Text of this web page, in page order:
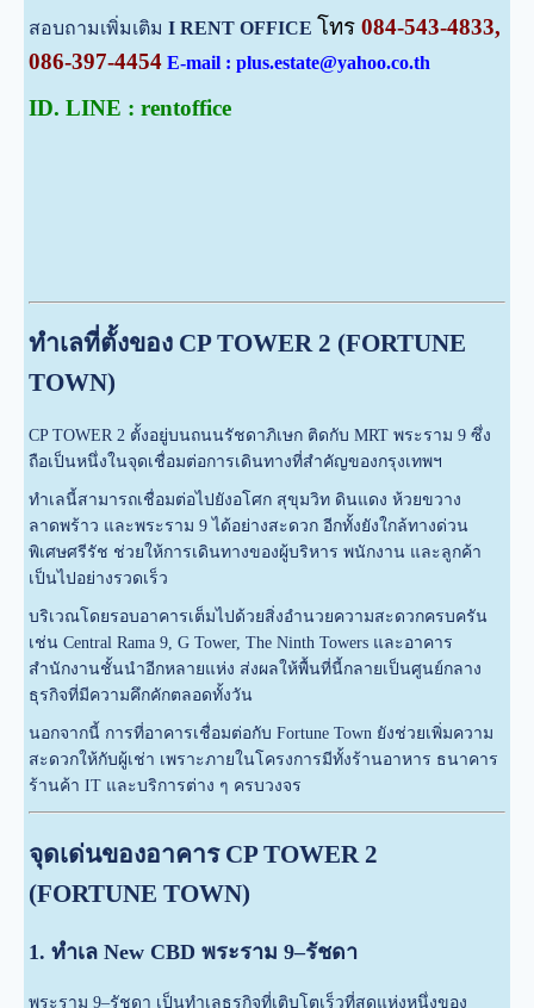
สอบถามเพิ่มเติม I RENT OFFICE โทร 084-543-4833,
086-397-4454 E-mail : plus.estate@yahoo.co.th
ID. LINE : rentoffice
ทำเลที่ตั้งของ CP TOWER 2 (FORTUNE
TOWN)
CP TOWER 2 ตั้งอยู่บนถนนรัชดาภิเษก ติดกับ MRT พระราม 9 ซึ่ง
ถือเป็นหนึ่งในจุดเชื่อมต่อการเดินทางที่สำคัญของกรุงเทพฯ
ทำเลนี้สามารถเชื่อมต่อไปยังอโศก สุขุมวิท ดินแดง ห้วยขวาง
ลาดพร้าว และพระราม 9 ได้อย่างสะดวก อีกทั้งยังใกล้ทางด่วน
พิเศษศรีรัช ช่วยให้การเดินทางของผู้บริหาร พนักงาน และลูกค้า
เป็นไปอย่างรวดเร็ว
บริเวณโดยรอบอาคารเต็มไปด้วยสิ่งอำนวยความสะดวกครบครัน
เช่น Central Rama 9,G Tower,The Ninth Towers และอาคาร
สำนักงานชั้นนำอีกหลายแห่ง ส่งผลให้พื้นที่นี้กลายเป็นศูนย์กลาง
ธุรกิจที่มีความคึกคักตลอดทั้งวัน
นอกจากนี้ การที่อาคารเชื่อมต่อกับ Fortune Town ยังช่วยเพิ่มความ
สะดวกให้กับผู้เช่า เพราะภายในโครงการมีทั้งร้านอาหาร ธนาคาร
ร้านค้า IT และบริการต่าง ๆ ครบวงจร
จุดเด่นของอาคาร CP TOWER 2
(FORTUNE TOWN)
1. ทำเล New CBD พระราม 9–รัชดา
พระราม 9–รัชดา เป็นทำเลธุรกิจที่เติบโตเร็วที่สุดแห่งหนึ่งของ